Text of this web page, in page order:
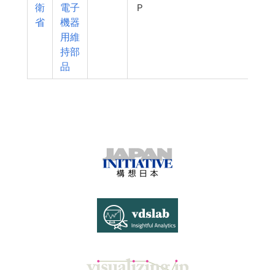
衛
省
電子
機器
用維
持部
品
Ｐ